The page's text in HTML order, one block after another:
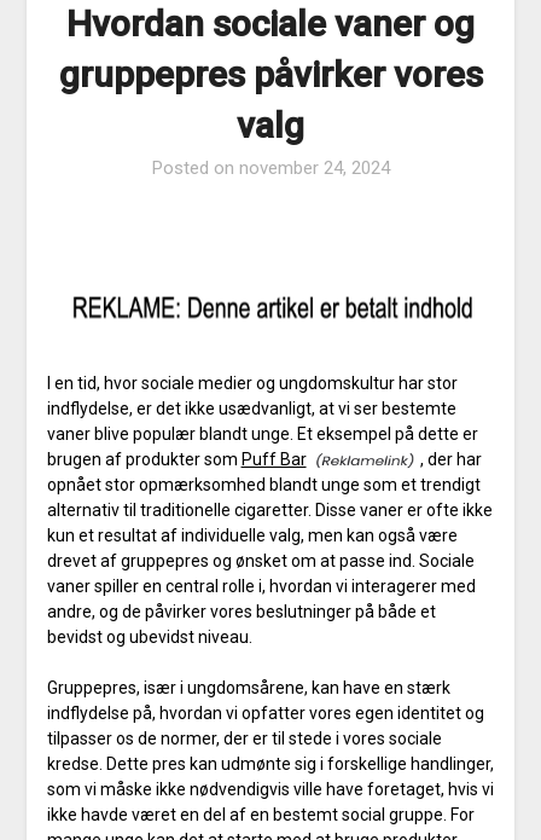
Hvordan sociale vaner og
gruppepres påvirker vores
valg
Posted on november 24, 2024
I en tid, hvor sociale medier og ungdomskultur har stor
indflydelse, er det ikke usædvanligt, at vi ser bestemte
vaner blive populær blandt unge. Et eksempel på dette er
brugen af produkter som Puff Bar
, der har
opnået stor opmærksomhed blandt unge som et trendigt
alternativ til traditionelle cigaretter. Disse vaner er ofte ikke
kun et resultat af individuelle valg, men kan også være
drevet af gruppepres og ønsket om at passe ind. Sociale
vaner spiller en central rolle i, hvordan vi interagerer med
andre, og de påvirker vores beslutninger på både et
bevidst og ubevidst niveau.
Gruppepres, især i ungdomsårene, kan have en stærk
indflydelse på, hvordan vi opfatter vores egen identitet og
tilpasser os de normer, der er til stede i vores sociale
kredse. Dette pres kan udmønte sig i forskellige handlinger,
som vi måske ikke nødvendigvis ville have foretaget, hvis vi
ikke havde været en del af en bestemt social gruppe. For